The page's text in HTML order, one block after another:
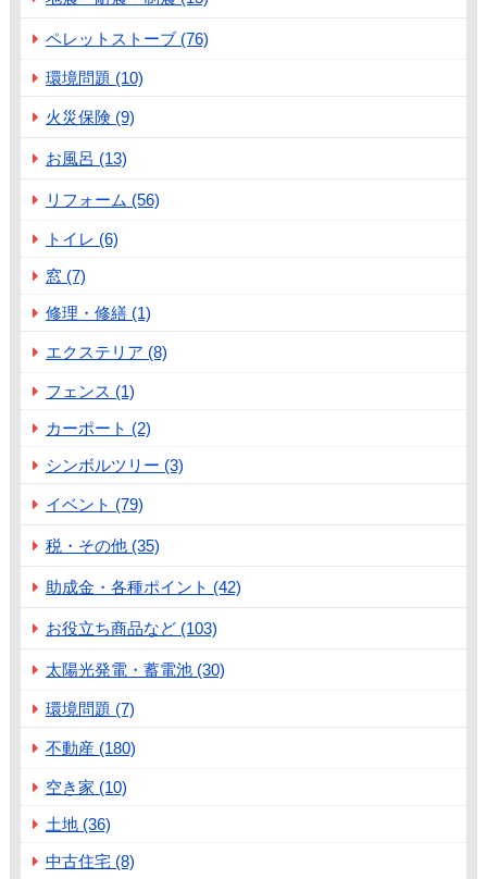
ペレットストーブ (76)
環境問題 (10)
火災保険 (9)
お風呂 (13)
リフォーム (56)
トイレ (6)
窓 (7)
修理・修繕 (1)
エクステリア (8)
フェンス (1)
カーポート (2)
シンボルツリー (3)
イベント (79)
税・その他 (35)
助成金・各種ポイント (42)
お役立ち商品など (103)
太陽光発電・蓄電池 (30)
環境問題 (7)
不動産 (180)
空き家 (10)
土地 (36)
中古住宅 (8)